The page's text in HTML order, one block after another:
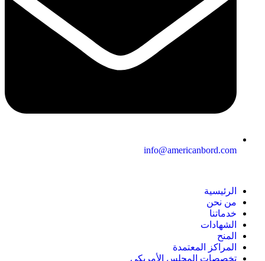
info@americanbord.com
الرئيسية
من نحن
خدماتنا
الشهادات
المنح
المراكز المعتمدة
تخصصات المجلس الأمريكي